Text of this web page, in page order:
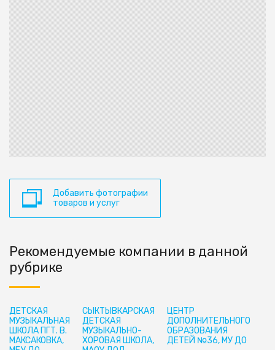
Добавить фотографии
товаров и услуг
Рекомендуемые компании в данной
рубрике
ДЕТСКАЯ
МУЗЫКАЛЬНАЯ
ШКОЛА ПГТ. В.
МАКСАКОВКА,
СЫКТЫВКАРСКАЯ
ДЕТСКАЯ
МУЗЫКАЛЬНО-
ХОРОВАЯ ШКОЛА,
ЦЕНТР
ДОПОЛНИТЕЛЬНОГО
ОБРАЗОВАНИЯ
ДЕТЕЙ №36, МУ ДО